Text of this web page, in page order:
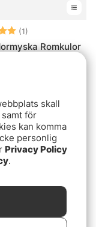
(1)
Romkulor
Hard
skall
för
kan komma
personlig
Privacy Policy
.